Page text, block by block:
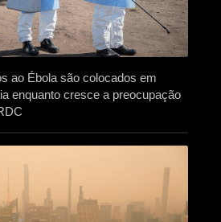
ao Ébola são colocados em
enquanto cresce a preocupação